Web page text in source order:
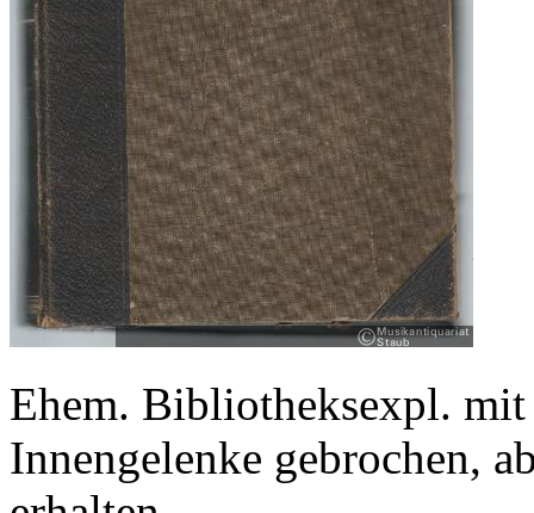
Ehem. Bibliotheksexpl.
Innengelenke gebrochen,